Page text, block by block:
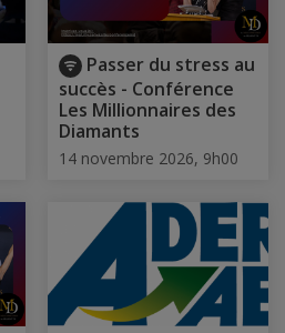
Passer du stress au
succès - Conférence
Les Millionnaires des
Diamants
14 novembre 2026, 9h00